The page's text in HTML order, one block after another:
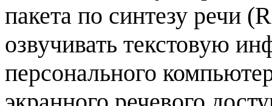
пакета по синтезу речи
озвучивать текстовую
персонального